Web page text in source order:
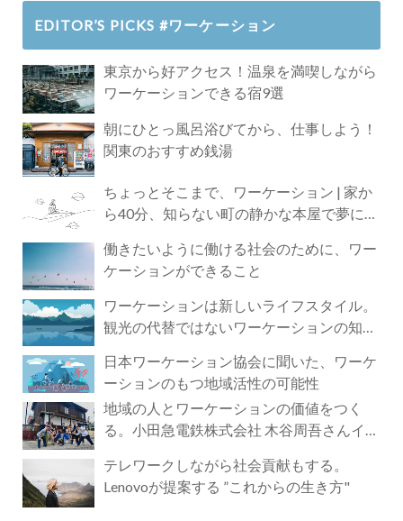
EDITOR’S PICKS #ワーケーション
東京から好アクセス！温泉を満喫しながら
ワーケーションできる宿9選
朝にひとっ風呂浴びてから、仕事しよう！
関東のおすすめ銭湯
ちょっとそこまで、ワーケーション | 家か
ら40分、知らない町の静かな本屋で夢に近
働きたいように働ける社会のために、ワー
ケーションができること
ワーケーションは新しいライフスタイル。
観光の代替ではないワーケーションの知ら
日本ワーケーション協会に聞いた、ワーケ
ーションのもつ地域活性の可能性
地域の人とワーケーションの価値をつく
る。小田急電鉄株式会社 木谷周吾さんイン
テレワークしながら社会貢献もする。
Lenovoが提案する ”これからの生き方"